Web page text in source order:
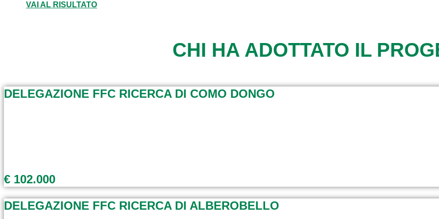
VAI AL RISULTATO
CHI HA ADOTTATO IL
DELEGAZIONE FFC RICERCA DI COMO DONGO
€ 102.000
DELEGAZIONE FFC RICERCA DI ALBEROBELLO